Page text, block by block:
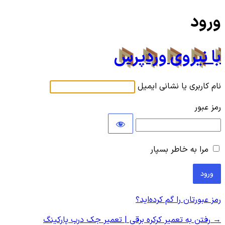
ورود
با نیروی وردپرس
نام کاربری یا نشانی ایمیل
رمز عبور
مرا به خاطر بسپار
رمز عبورتان را گم کرده‌اید؟
→ رفتن به تعمیر کرکره برقی | تعمیر جک درب پارکینگ